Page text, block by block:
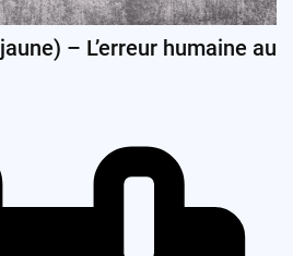
– L’erreur humaine au